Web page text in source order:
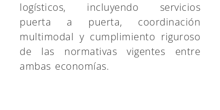
logísticos, incluyendo servicios
puerta a puerta, coordinación
multimodal y cumplimiento riguroso
de las normativas vigentes entre
ambas economías.